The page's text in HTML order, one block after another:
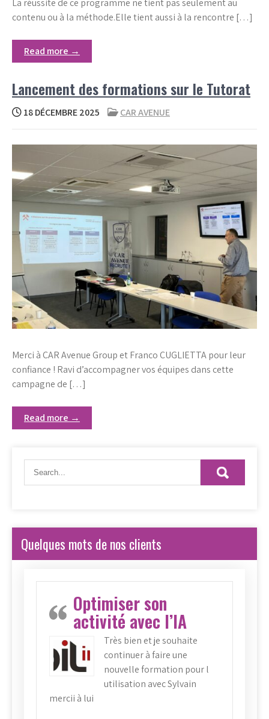
La réussite de ce programme ne tient pas seulement au
contenu ou à la méthode.Elle tient aussi à la rencontre […]
Read more →
Lancement des formations sur le Tutorat
18 DÉCEMBRE 2025 CAR AVENUE
Merci à CAR Avenue Group et Franco CUGLIETTA pour leur
confiance ! Ravi d’accompagner vos équipes dans cette
campagne de […]
Read more →
Quelques mots de nos clients
Optimiser son
activité avec l’IA
Très bien et je souhaite
continuer à faire une
nouvelle formation pour l
utilisation avec Sylvain
mercii à lui